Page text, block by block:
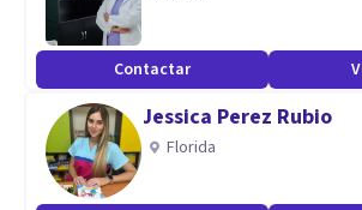
diplomado en depresión y prevención del
Aptitudes
Escucha Activa
Empatía
Sin Juzgar
Contactar
Jessica Perez Rubio
Florida